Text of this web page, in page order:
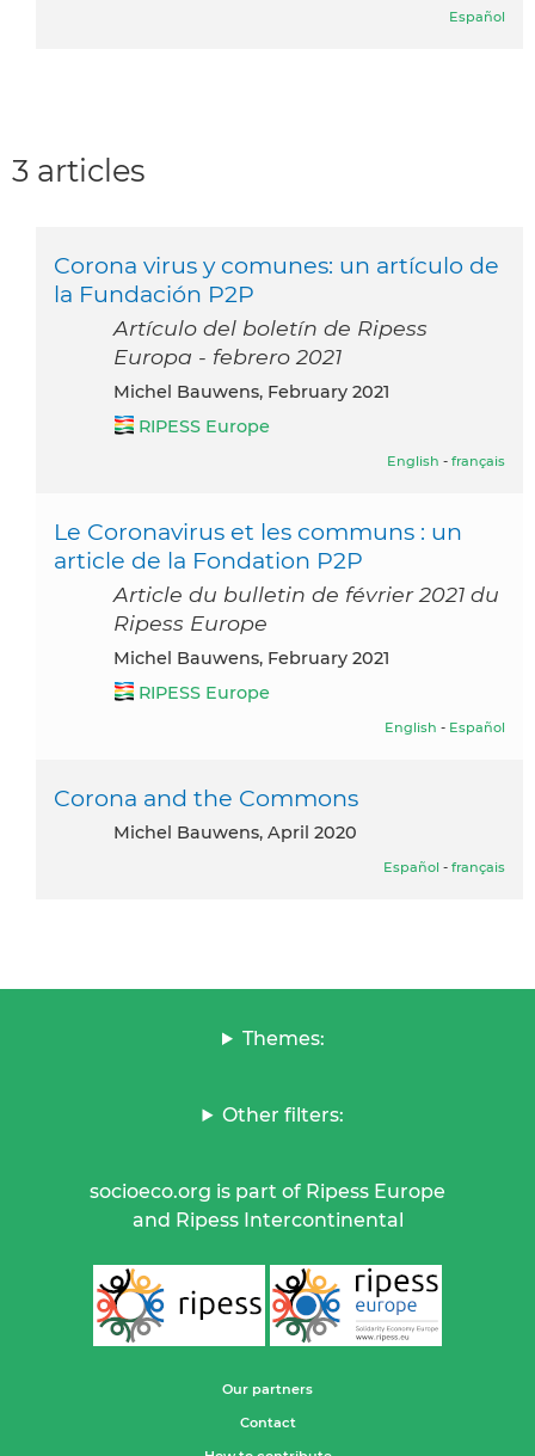
Español
3 articles
Corona virus y comunes: un artículo de
la Fundación P2P
Artículo del boletín de Ripess
Europa - febrero 2021
Michel Bauwens, February 2021
RIPESS Europe
English - français
Le Coronavirus et les communs : un
article de la Fondation P2P
Article du bulletin de février 2021 du
Ripess Europe
Michel Bauwens, February 2021
RIPESS Europe
English - Español
Corona and the Commons
Michel Bauwens, April 2020
Español - français
Themes:
Other filters:
socioeco.org is part of Ripess Europe
and Ripess Intercontinental
Our partners
Contact